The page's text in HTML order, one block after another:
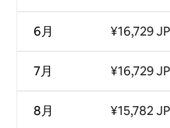
6月
7月
8月
¥16,729
¥16,729
¥15,782